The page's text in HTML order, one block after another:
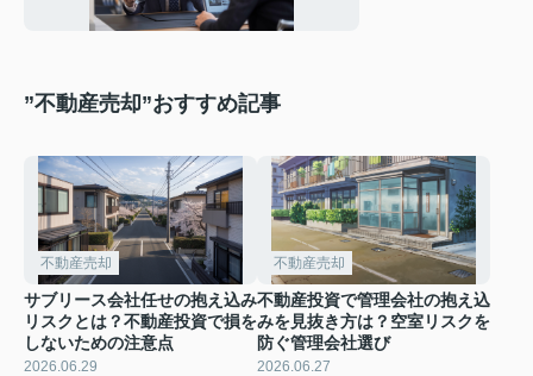
”不動産売却”おすすめ記事
不動産売却
サブリース会社任せの抱え込み
リスクとは？不動産投資で損を
しないための注意点
2026.06.29
不動産売却
不動産投資で管理会社の抱え込
みを見抜き方は？空室リスクを
防ぐ管理会社選び
2026.06.27